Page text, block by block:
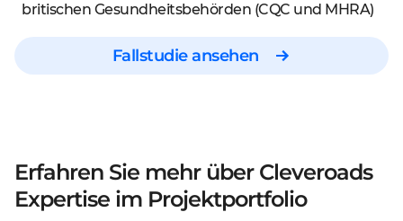
britischen Gesundheitsbehörden (CQC und MHRA)
Fallstudie ansehen
Erfahren Sie mehr über Cleveroads
Expertise im Projektportfolio